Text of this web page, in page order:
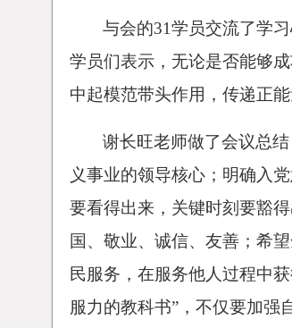
与会的31学员交流了学
学员们表示，无论是否能够
中起模范带头作用，传递正能
谢长旺老师做了会议总
义事业的领导核心；明确入
要看得出来，关键时刻要豁
国、敬业、诚信、友善；希
民服务，在服务他人过程中
服力的教科书”，不仅要加强